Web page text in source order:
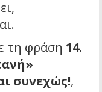
τη φράση 14.
συνεχώς!,